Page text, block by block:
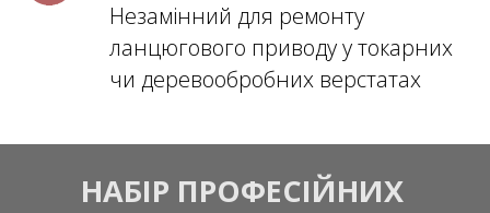
Незамінний для ремонту
ланцюгового приводу у токарних
чи деревообробних верстатах
НАБІР ПРОФЕСІЙНИХ